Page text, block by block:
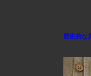
歴史的な見解からも